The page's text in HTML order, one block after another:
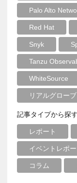
Palo Alto
Red Hat
Snyk
Tanzu
WhiteSource
リアルグローブ
記事タイプから探す
レポート
イベントレポー
コラム